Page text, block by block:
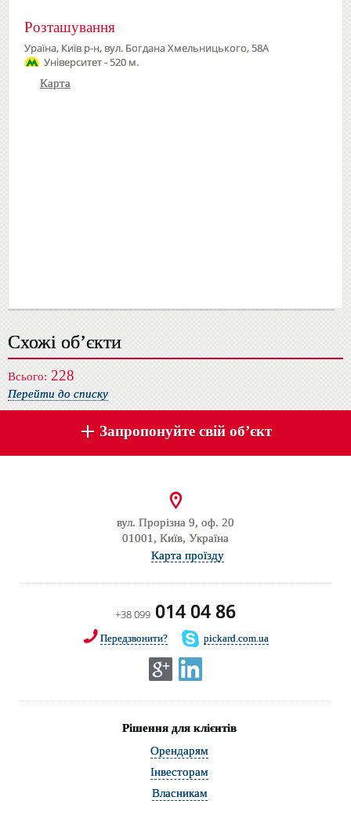
Розташування
Ураїна, Київ р-н, вул. Богдана Хмельницького, 58А
Університет - 520 м.
Карта
Схожі об’єкти
Всього: 228
Перейти до списку
Запропонуйте свій об’єкт
вул. Прорізна 9, оф. 20
01001, Київ, Україна
Карта проїзду
+38 099 014 04 86
Передзвонити? pickard.com.ua
Рішення для клієнтів
Орендарям
Інвесторам
Власникам